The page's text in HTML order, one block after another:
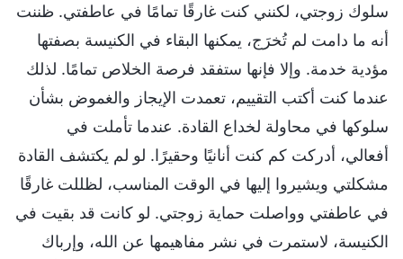
سلوك زوجتي، لكنني كنت غارقًا تمامًا في عاطفتي. ظننت
أنه ما دامت لم تُخرَج، يمكنها البقاء في الكنيسة بصفتها
مؤدية خدمة. وإلا فإنها ستفقد فرصة الخلاص تمامًا. لذلك
عندما كنت أكتب التقييم، تعمدت الإيجاز والغموض بشأن
سلوكها في محاولة لخداع القادة. عندما تأملت في
أفعالي، أدركت كم كنت أنانيًا وحقيرًا. لو لم يكتشف القادة
مشكلتي ويشيروا إليها في الوقت المناسب، لظللت غارقًا
في عاطفتي وواصلت حماية زوجتي. لو كانت قد بقيت في
الكنيسة، لاستمرت في نشر مفاهيمها عن الله، وإرباك